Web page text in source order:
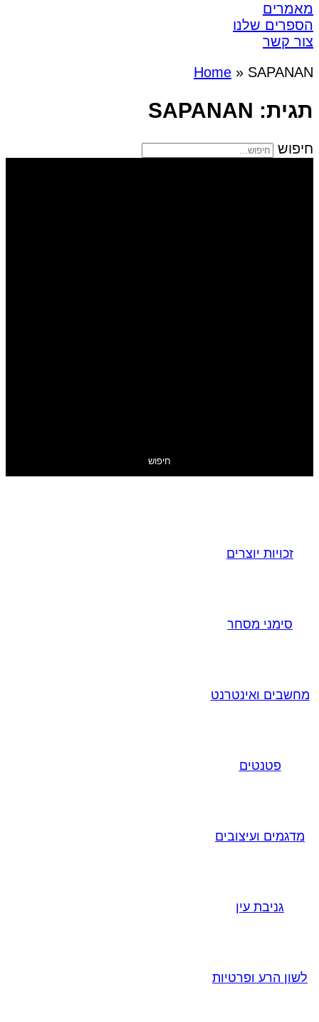
מאמרים
הספרים שלנו
צור קשר
Home » SAPANAN
תגית: SAPANAN
חיפוש
חיפוש
זכויות יוצרים
סימני מסחר
מחשבים ואינטרנט
פטנטים
מדגמים ועיצובים
גניבת עין
לשון הרע ופרטיות